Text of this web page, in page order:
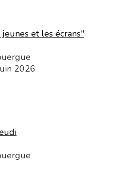
et les écrans"
2026